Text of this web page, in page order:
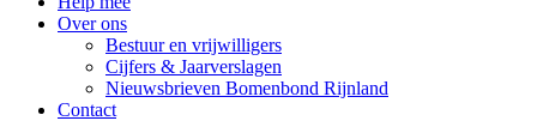
Over ons
Bestuur en vrijwilligers
Cijfers & Jaarverslagen
Nieuwsbrieven Bomenbond Rijnland
Contact